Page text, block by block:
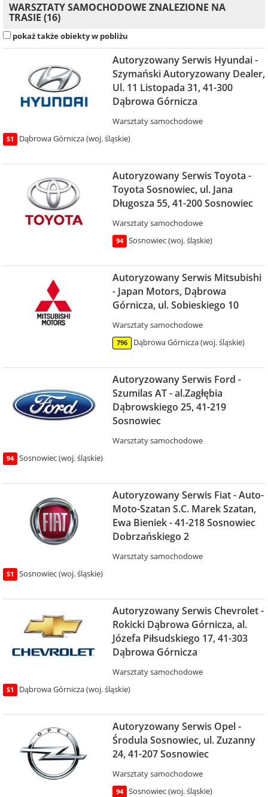
WARSZTATY SAMOCHODOWE ZNALEZIONE NA
TRASIE (16)
pokaż także obiekty w pobliżu
Autoryzowany Serwis Hyundai -
Szymański Autoryzowany Dealer,
Ul. 11 Listopada 31, 41-300
Dąbrowa Górnicza
Warsztaty samochodowe
S1 Dąbrowa Górnicza (woj. śląskie)
Autoryzowany Serwis Toyota -
Toyota Sosnowiec, ul. Jana
Długosza 55, 41-200 Sosnowiec
Warsztaty samochodowe
94 Sosnowiec (woj. śląskie)
Autoryzowany Serwis Mitsubishi
- Japan Motors, Dąbrowa
Górnicza, ul. Sobieskiego 10
Warsztaty samochodowe
796 Dąbrowa Górnicza (woj. śląskie)
Autoryzowany Serwis Ford -
Szumilas AT - al.Zagłębia
Dąbrowskiego 25, 41-219
Sosnowiec
Warsztaty samochodowe
94 Sosnowiec (woj. śląskie)
Autoryzowany Serwis Fiat - Auto-
Moto-Szatan S.C. Marek Szatan,
Ewa Bieniek - 41-218 Sosnowiec
Dobrzańskiego 2
Warsztaty samochodowe
S1 Sosnowiec (woj. śląskie)
Autoryzowany Serwis Chevrolet -
Rokicki Dąbrowa Górnicza, al.
Józefa Piłsudskiego 17, 41-303
Dąbrowa Górnicza
Warsztaty samochodowe
S1 Dąbrowa Górnicza (woj. śląskie)
Autoryzowany Serwis Opel -
Środula Sosnowiec, ul. Zuzanny
24, 41-207 Sosnowiec
Warsztaty samochodowe
94 Sosnowiec (woj. śląskie)